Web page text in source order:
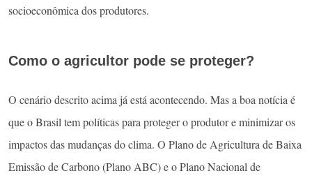
socioeconômica dos produtores.
Como o agricultor pode se proteger?
O cenário descrito acima já está acontecendo. Mas a boa notícia é
que o Brasil tem políticas para proteger o produtor e minimizar os
impactos das mudanças do clima. O Plano de Agricultura de Baixa
Emissão de Carbono (Plano ABC) e o Plano Nacional de